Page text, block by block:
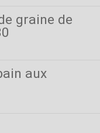
graine de
aux